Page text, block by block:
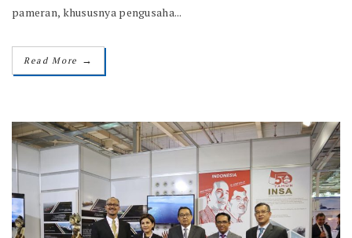
pameran, khususnya pengusaha...
Read More →